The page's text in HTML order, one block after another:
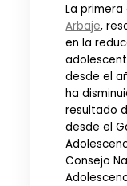
La
Arbaje,
en la
desde el
ha
resultado
desde el
Consejo